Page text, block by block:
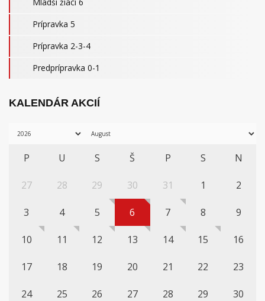
Prípravka 5
Prípravka 2-3-4
Predprípravka 0-1
KALENDÁR AKCIÍ
P U S Š P S N
27 28 29 30 31 1 2
3 4 5 6 7 8 9
10 11 12 13 14 15 16
17 18 19 20 21 22 23
24 25 26 27 28 29 30